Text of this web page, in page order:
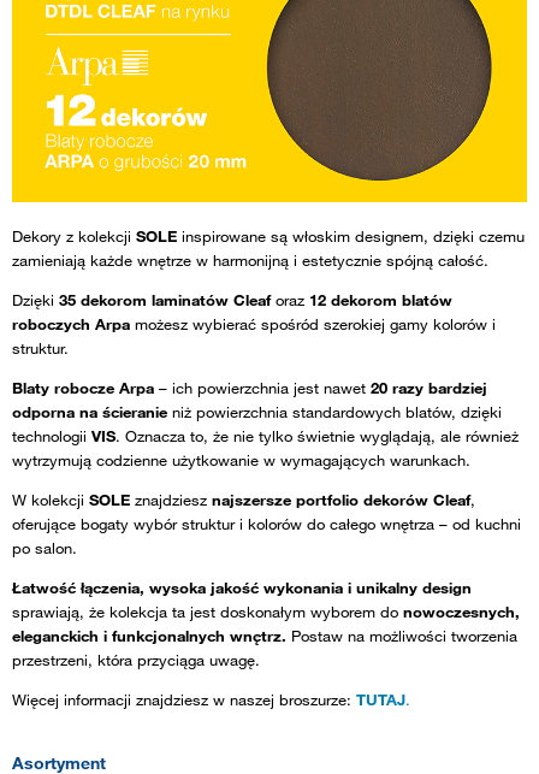
Dekory z kolekcji SOLE inspirowane są włoskim designem, dzięki czemu
zamieniają każde wnętrze w harmonijną i estetycznie spójną całość.
Dzięki 35 dekorom laminatów Cleaforaz 12 dekorom blatów
roboczych Arpa możesz wybierać spośród szerokiej gamy kolorów i
struktur.
Blaty robocze Arpa – ich powierzchnia jest nawet 20 razy bardziej
odporna na ścieranie niż powierzchnia standardowych blatów, dzięki
technologii VIS. Oznacza to, że nie tylko świetnie wyglądają, ale również
wytrzymują codzienne użytkowanie w wymagających warunkach.
W kolekcji SOLE znajdziesz najszersze portfolio dekorów Cleaf,
oferujące bogaty wybór struktur i kolorów do całego wnętrza – od kuchni
po salon.
Łatwość łączenia, wysoka jakość wykonania i unikalny design
sprawiają, że kolekcja ta jest doskonałym wyborem do nowoczesnych,
eleganckich i funkcjonalnych wnętrz. Postaw na możliwości tworzenia
przestrzeni, która przyciąga uwagę.
Więcej informacji znajdziesz w naszej broszurze: TUTAJ.
Asortyment